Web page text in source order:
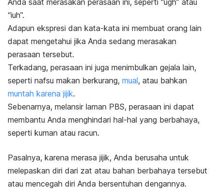
“iuh”.
Adapun ekspresi dan kata-kata ini membuat orang lain
dapat mengetahui jika Anda sedang merasakan
perasaan tersebut.
Terkadang, perasaan ini juga menimbulkan gejala lain,
seperti nafsu makan berkurang, mual, atau bahkan
muntah karena jijik.
Sebenarnya, melansir laman PBS, perasaan ini dapat
membantu Anda menghindari hal-hal yang berbahaya,
seperti kuman atau racun.
Pasalnya, karena merasa jijik, Anda berusaha untuk
melepaskan diri dari zat atau bahan berbahaya tersebut
atau mencegah diri Anda bersentuhan dengannya.